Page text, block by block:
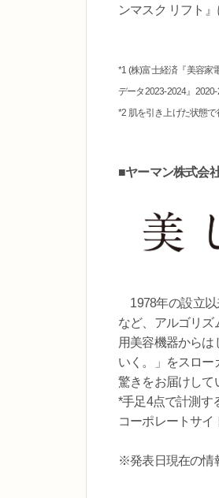
ンマスク リフト
*1 (株)富士経済『美容家
データ2023-2024』
*2 肌を引き上げた状態で
■ヤーマン株式会
1978年の設立以
など、アルゴリズ
用美容機器から
いく。」をスロー
驚きをお届けして
*手足4点で計測す
コーポレートサイ
※発表日現在の情